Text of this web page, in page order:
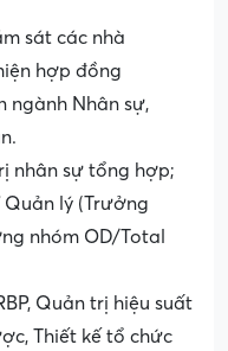
sát các nhà
hợp đồng
ngành Nhân sự,
nhân sự tổng hợp;
lý (Trưởng
nhóm OD/Total
Quản trị hiệu suất
Thiết kế tổ chức